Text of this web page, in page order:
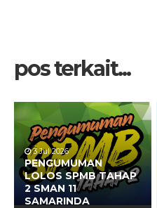
pos terkait...
3 Jul 2026
PENGUMUMAN
LOLOS SPMB TAHAP
2 SMAN 11
SAMARINDA